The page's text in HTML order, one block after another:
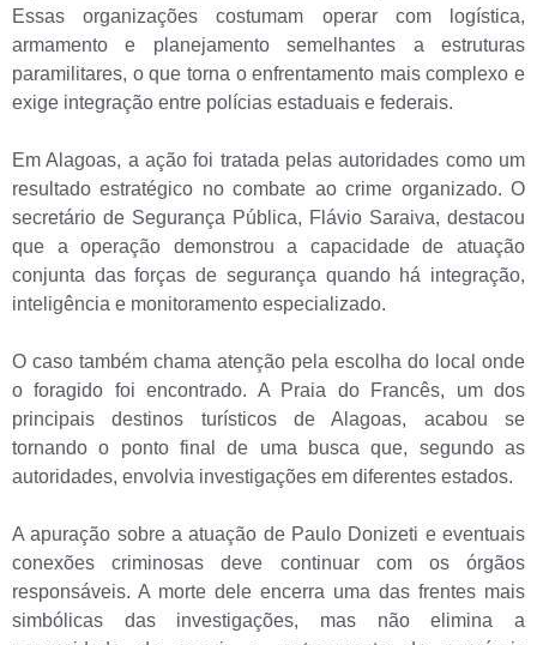
Essas organizações costumam operar com logística,
armamento e planejamento semelhantes a estruturas
paramilitares, o que torna o enfrentamento mais complexo e
exige integração entre polícias estaduais e federais.
Em Alagoas, a ação foi tratada pelas autoridades como um
resultado estratégico no combate ao crime organizado. O
secretário de Segurança Pública, Flávio Saraiva, destacou
que a operação demonstrou a capacidade de atuação
conjunta das forças de segurança quando há integração,
inteligência e monitoramento especializado.
O caso também chama atenção pela escolha do local onde
o foragido foi encontrado. A Praia do Francês, um dos
principais destinos turísticos de Alagoas, acabou se
tornando o ponto final de uma busca que, segundo as
autoridades, envolvia investigações em diferentes estados.
A apuração sobre a atuação de Paulo Donizeti e eventuais
conexões criminosas deve continuar com os órgãos
responsáveis. A morte dele encerra uma das frentes mais
simbólicas das investigações, mas não elimina a